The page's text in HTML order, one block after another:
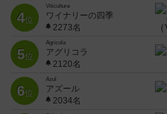
4位
Viticulture
ワイナリーの四季
2273名
5位
Agricola
アグリコラ
2120名
6位
Azul
アズール
2034名